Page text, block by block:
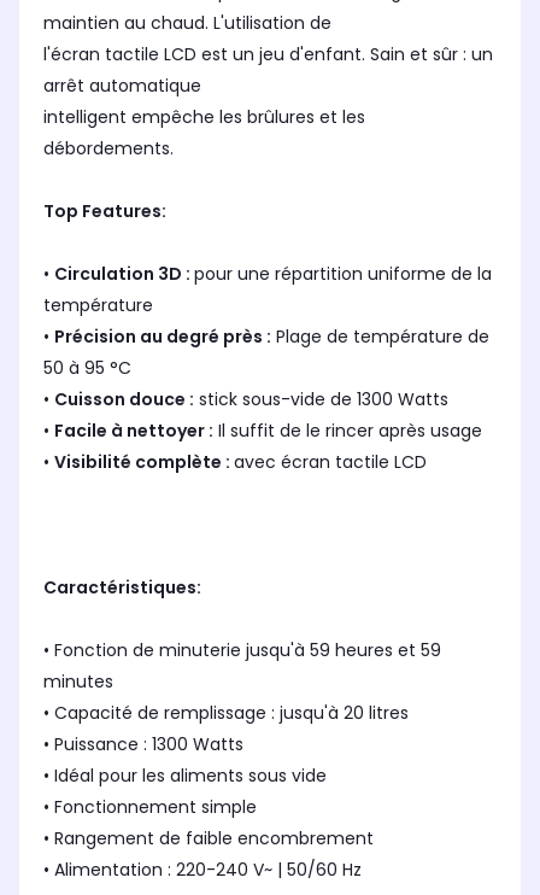
maintien au chaud. L'utilisation de
l'écran tactile LCD est un jeu d'enfant. Sain et sûr : un
arrêt automatique
intelligent empêche les brûlures et les
débordements.
Top Features:
• Circulation 3D : pour une répartition uniforme de la
température
• Précision au degré près : Plage de température de
50 à 95 °C
• Cuisson douce : stick sous-vide de 1300 Watts
• Facile à nettoyer : Il suffit de le rincer après usage
• Visibilité complète : avec écran tactile LCD
Caractéristiques:
• Fonction de minuterie jusqu'à 59 heures et 59
minutes
• Capacité de remplissage : jusqu'à 20 litres
• Puissance : 1300 Watts
• Idéal pour les aliments sous vide
• Fonctionnement simple
• Rangement de faible encombrement
• Alimentation : 220-240 V~ | 50/60 Hz